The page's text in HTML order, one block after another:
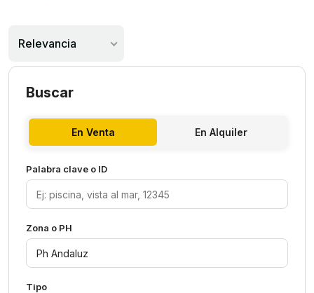
Relevancia
Buscar
En Venta En Alquiler
Palabra clave o ID
Zona o PH
Tipo